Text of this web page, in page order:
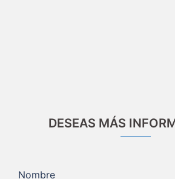
DESEAS MÁS
Nombre